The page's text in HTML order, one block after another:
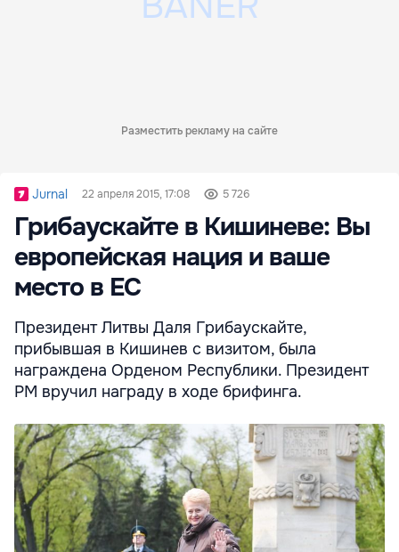
Разместить рекламу на сайте
Jurnal 22 апреля 2015, 17:08 5 726
Грибаускайте в Кишиневе: Вы
европейская нация и ваше
место в ЕС
Президент Литвы Даля Грибаускайте,
прибывшая в Кишинев с визитом, была
награждена Орденом Республики. Президент
РМ вручил награду в ходе брифинга.